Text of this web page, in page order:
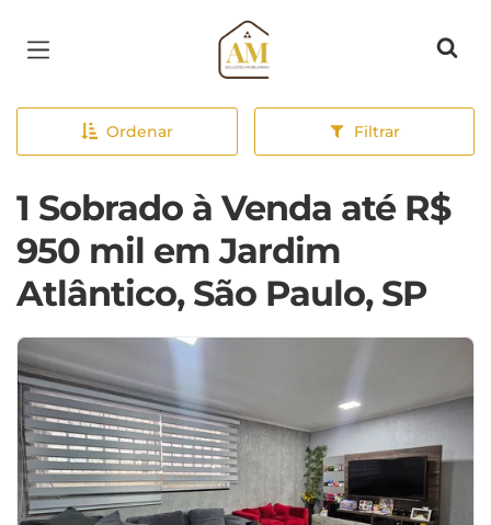
Página inicial
Ordenar Filtrar
1 Sobrado à Venda até R$
950 mil em Jardim
Atlântico, São Paulo, SP